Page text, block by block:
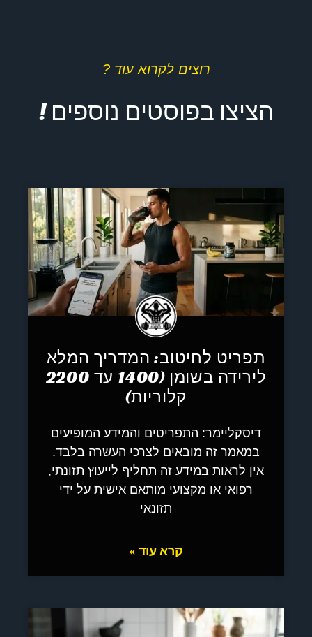
רוצים לקרוא עוד ?
הציצו בפוסטים נוספים !
תפריט לחיטוב: המדריך המלא
לירידה בשומן (1400 עד 2200
קלוריות)
דיסקליימר: התפריטים והמידע המופיעים
במאמר זה מובאים לצרכי העשרה בלבד.
אין לראות במידע זה תחליף לייעוץ תזונתי,
רפואי או מקצועי מותאם אישית על ידי
תזונאי
קרא עוד »